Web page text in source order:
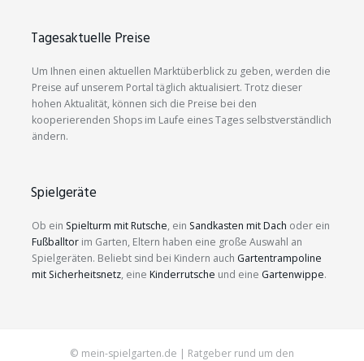
Tagesaktuelle Preise
Um Ihnen einen aktuellen Marktüberblick zu geben, werden die
Preise auf unserem Portal täglich aktualisiert. Trotz dieser
hohen Aktualität, können sich die Preise bei den
kooperierenden Shops im Laufe eines Tages selbstverständlich
ändern.
Spielgeräte
Ob ein Spielturm mit Rutsche, ein Sandkasten mit Dach oder ein
Fußballtor im Garten, Eltern haben eine große Auswahl an
Spielgeräten. Beliebt sind bei Kindern auch Gartentrampoline
mit Sicherheitsnetz, eine Kinderrutsche und eine Gartenwippe.
© mein-spielgarten.de | Ratgeber rund um den